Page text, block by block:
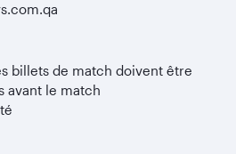
billets de match doivent être
avant le match